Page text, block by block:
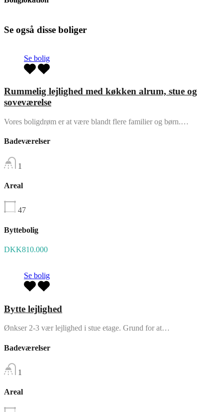
Se også disse boliger
Se bolig
Rummelig lejlighed med køkken alrum, stue og
soveværelse
Vores boligdrøm er at være blandt flere familier og børn.…
Badeværelser
1
Areal
47
Byttebolig
DKK810.000
Se bolig
Bytte lejlighed
Ønkser 2-3 vær lejlighed i stue etage. Grund for at…
Badeværelser
1
Areal